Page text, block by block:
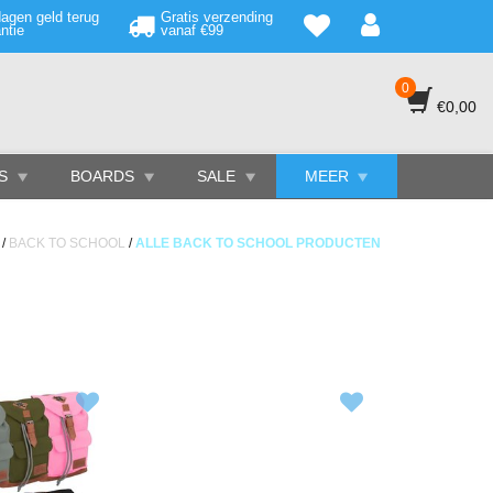
geld terug
Gratis verzending
vanaf €99
0
€0,00
BOARDS SALE MEER
/ BACK TO SCHOOL /ALLE BACK TO SCHOOL PRODUCTEN
schooltassen tot rugzakken. In onze webshop vind
profiteer je van een aantal unieke voordelen. Zo